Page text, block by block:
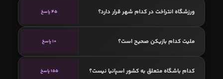
ورزشگاه انتراخت در کدام شهر قرار دارد؟ 45 پاسخ
ملیت کدام بازیکن صحیح است؟ 10 پاسخ
کدام باشگاه متعلق به کشور اسپانیا نیست؟ 155 پاسخ